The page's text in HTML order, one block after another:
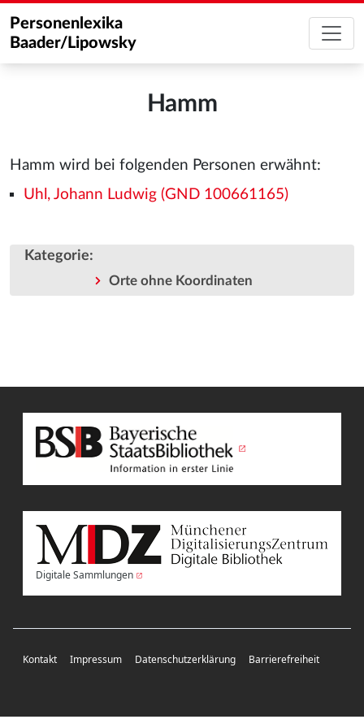
Personenlexika
Baader/Lipowsky
Hamm
Hamm wird bei folgenden Personen erwähnt:
Uhl, Johann Ludwig (GND 100661165)
Kategorie:
Orte ohne Koordinaten
Digitale Sammlungen
Kontakt Impressum Datenschutzerklärung Barrierefreiheit